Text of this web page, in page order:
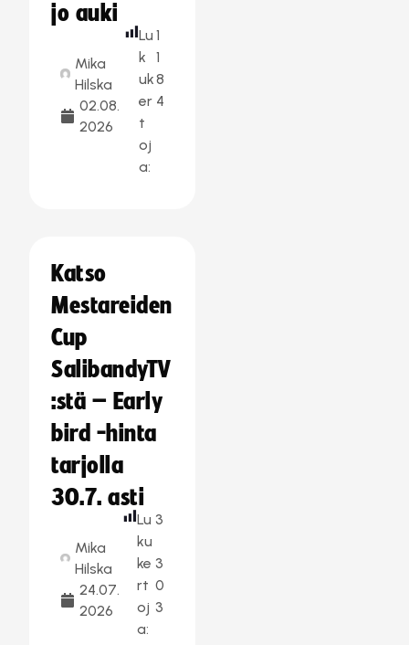
jo auki
Mika
Hilska
02.08.
2026
Lu
k
uk
er
t
oj
a:
1
1
8
4
Katso
Mestareiden
Cup
SalibandyTV
:stä – Early
bird -hinta
tarjolla
30.7. asti
Mika
Hilska
24.07.
2026
Lu
ku
ke
rt
oj
a:
3
3
0
3